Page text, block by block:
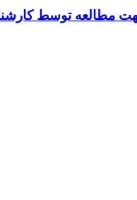
مطالعه توسط